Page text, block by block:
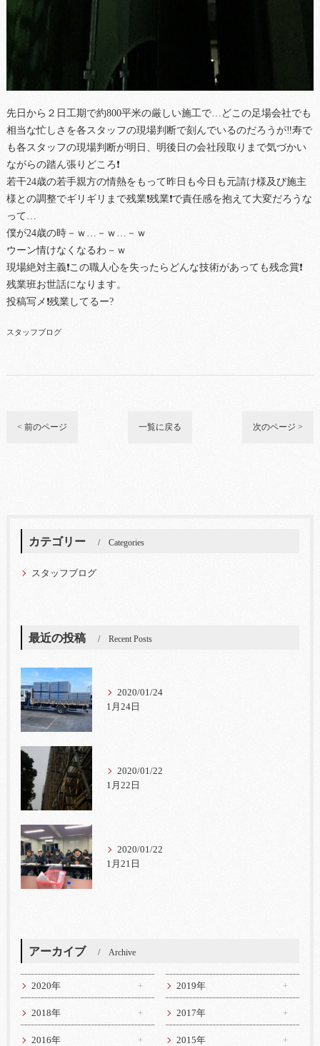
先日から２日工期で約800平米の厳しい施工で…どこの足場会社でも
相当な忙しさを各スタッフの現場判断で刻んでいるのだろうが‼寿で
も各スタッフの現場判断が明日、明後日の会社段取りまで気づかい
ながらの踏ん張りどころ❗
若干24歳の若手親方の情熱をもって昨日も今日も元請け様及び施主
様との調整でギリギリまで残業❗残業❗で責任感を抱えて大変だろうな
って…
僕が24歳の時－ｗ…－ｗ…－ｗ
ウーン情けなくなるわ－ｗ
現場絶対主義❗この職人心を失ったらどんな技術があっても残念賞❗
残業班お世話になります。
投稿写メ❗残業してるー?
スタッフブログ
< 前のページ 一覧に戻る 次のページ >
カテゴリー Categories
スタッフブログ
最近の投稿 Recent Posts
2020/01/24
1月24日
2020/01/22
1月22日
2020/01/22
1月21日
アーカイブ Archive
2020年 2019年
2018年 2017年
2016年 2015年